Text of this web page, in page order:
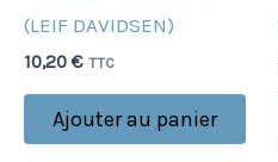
(LEIF DAVIDSEN)
10,20 € TTC
Ajouter au panier